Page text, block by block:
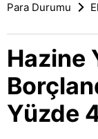
Para Durumu
Hazine
Yüzde